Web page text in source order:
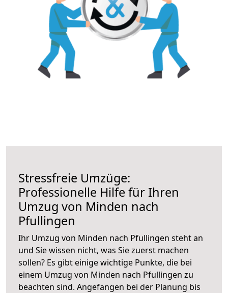
Stressfreie Umzüge:
Professionelle Hilfe für Ihren
Umzug von Minden nach
Pfullingen
Ihr Umzug von Minden nach Pfullingen steht an
und Sie wissen nicht, was Sie zuerst machen
sollen? Es gibt einige wichtige Punkte, die bei
einem Umzug von Minden nach Pfullingen zu
beachten sind. Angefangen bei der Planung bis